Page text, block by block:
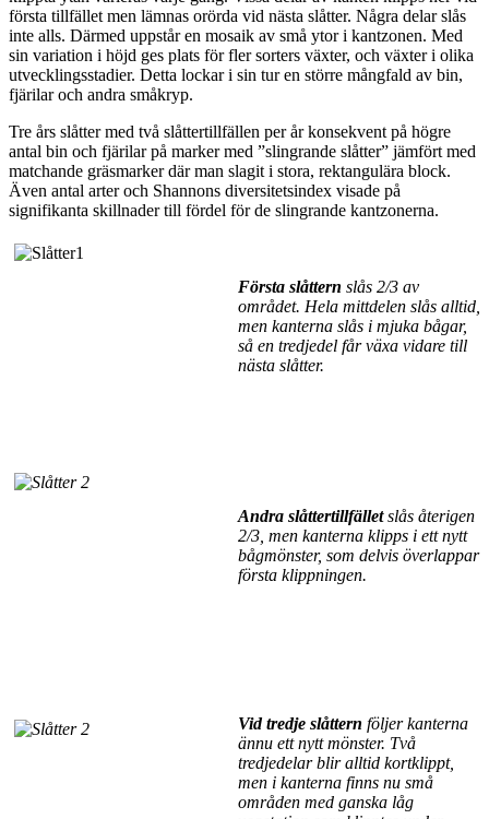
första tillfället men lämnas orörda vid nästa slåtter. Några delar slås
inte alls. Därmed uppstår en mosaik av små ytor i kantzonen. Med
sin variation i höjd ges plats för fler sorters växter, och växter i olika
utvecklingsstadier. Detta lockar i sin tur en större mångfald av bin,
fjärilar och andra småkryp.
Tre års slåtter med två slåttertillfällen per år konsekvent på högre
antal bin och fjärilar på marker med ”slingrande slåtter” jämfört med
matchande gräsmarker där man slagit i stora, rektangulära block.
Även antal arter och Shannons diversitetsindex visade på
signifikanta skillnader till fördel för de slingrande kantzonerna.
Första slåttern slås 2/3 av
området. Hela mittdelen slås alltid,
men kanterna slås i mjuka bågar,
så en tredjedel får växa vidare till
nästa slåtter.
Andra slåttertillfälletslås återigen
2/3, men kanterna klipps i ett nytt
bågmönster, som delvis överlappar
första klippningen.
Vid tredje slåttern följer kanterna
ännu ett nytt mönster. Två
tredjedelar blir alltid kortklippt,
men i kanterna finns nu små
områden med ganska låg